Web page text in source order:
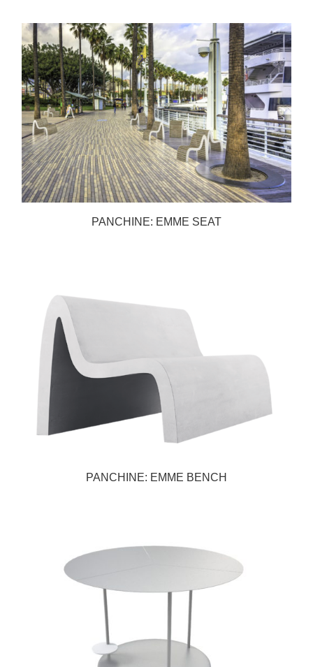
PANCHINE: EMME SEAT
PANCHINE: EMME BENCH